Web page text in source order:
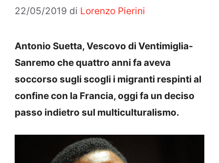
22/05/2019 di Lorenzo Pierini
Antonio Suetta, Vescovo di Ventimiglia-
Sanremo che quattro anni fa aveva
soccorso sugli scogli i migranti respinti al
confine con la Francia, oggi fa un deciso
passo indietro sul multiculturalismo.